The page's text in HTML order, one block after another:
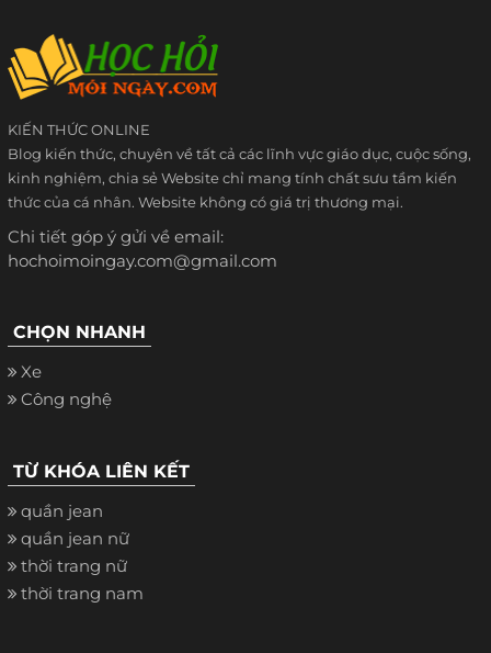
KIẾN THỨC ONLINE
Blog kiến thức, chuyên về tất cả các lĩnh vực giáo dục, cuộc sống,
kinh nghiệm, chia sẻ Website chỉ mang tính chất sưu tầm kiến
thức của cá nhân. Website không có giá trị thương mại.
Chi tiết góp ý gửi về email:
hochoimoingay.com@gmail.com
CHỌN NHANH
Xe
Công nghệ
TỪ KHÓA LIÊN KẾT
quần jean
quần jean nữ
thời trang nữ
thời trang nam